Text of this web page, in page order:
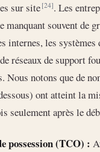
sur site[24]. Les
souvent de
internes, les systèmes
réseaux de support
Nous notons que de
ont atteint la
seulement après le
possession (TCO) :